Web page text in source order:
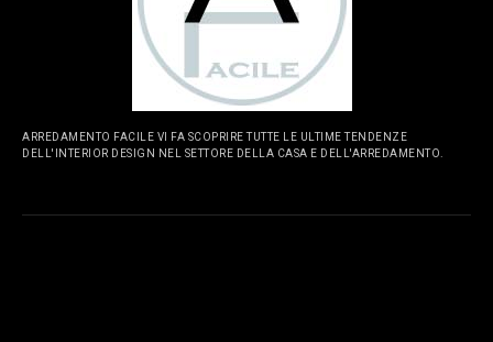
ARREDAMENTO FACILE VI FA SCOPRIRE TUTTE LE ULTIME TENDENZE
DELL'INTERIOR DESIGN NEL SETTORE DELLA CASA E DELL'ARREDAMENTO.